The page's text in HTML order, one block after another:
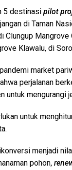
5 destinasi pilot
di Taman
Clungup
Klawalu, di
market
perjalanan
untuk mengurangi
untuk
menjadi
pohon,